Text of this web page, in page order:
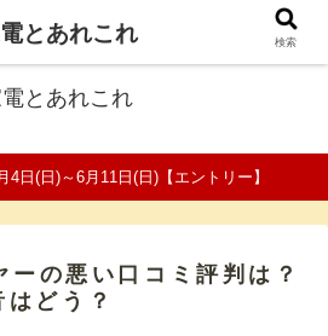
の家電口コミ＆比較サイト
とあれこれ
4日(日)～6月11日(日)【エントリー】
の悪い口コミ評判は？
どう？
とあれこれ 検索